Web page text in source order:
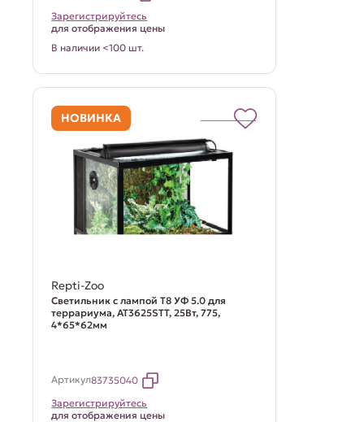
Зарегистрируйтесь
для отображения цены
В наличии <100 шт.
НОВИНКА
Repti-Zoo
Светильник с лампой Т8 УФ 5.0 для
террариума, AT3625STT, 25Вт, 775,
4*65*62мм
Артикул83735040
Зарегистрируйтесь
для отображения цены